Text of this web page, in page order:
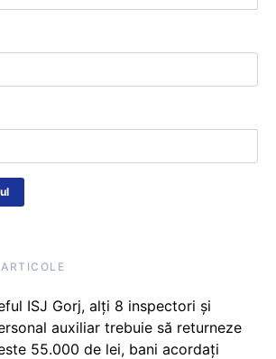
ISJ Gorj, alți 8 inspectori și
auxiliar trebuie să returneze
55.000 de lei, bani acordați